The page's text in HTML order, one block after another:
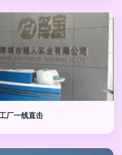
厂一线直击